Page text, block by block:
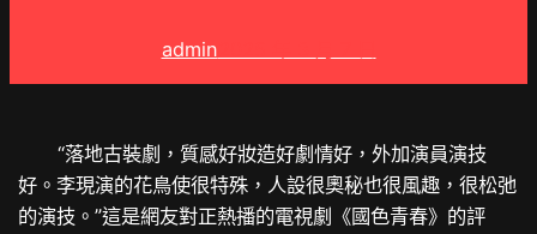
admin
“落地古裝劇，質感好妝造好劇情好，外加演員演技
好。李現演的花鳥使很特殊，人設很奧秘也很風趣，很松弛
的演技。”這是網友對正熱播的電視劇《國色青春》的評